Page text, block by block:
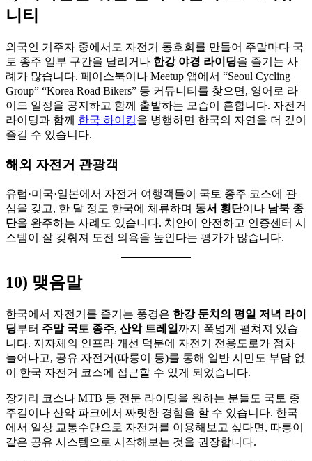
니티
외국인 거주자 중에서도 자전거 동호회를 만들어 주말마다 국
토 종주 일부 구간을 달리거나 한강 야경 라이딩을 즐기는 사
례가 많습니다. 페이스북이나 Meetup 앱에서 “Seoul Cycling
Group” “Korea Road Bikers” 등 커뮤니티를 찾으면, 영어로 라
이드 일정을 공지하고 함께 출발하는 모습이 흔합니다. 자전거
라이딩과 함께 한국 하이킹을 병행하면 한국의 자연을 더 깊이
즐길 수 있습니다.
해외 자전거 관광객
유럽·미국·일본에서 자전거 여행객들이 국토 종주 코스에 관
심을 갖고, 한 달 정도 한국에 체류하며 동서 횡단이나 남북 종
단을 완주하는 사례도 있습니다. 치안이 안전하고 인증센터 시
스템이 잘 갖춰져 도전 의욕을 높인다는 평가가 많습니다.
10) 맺음말
한국에서 자전거를 즐기는 풍경은 한강 둔치의 평일 저녁 라이
딩부터 주말 국토 종주, 산악 트레일 까지 폭넓게 펼쳐져 있습
니다. 지자체의 인프라 개선 덕분에 자전거 전용도로가 점차
늘어나고, 공유 자전거(따릉이 등)를 통해 일반 시민도 부담 없
이 한국 자전거 코스에 접근할 수 있게 되었습니다.
장거리 코스나 MTB 등 전문 라이딩을 원하는 분들도 국토 종
주길이나 산악 파크에서 짜릿한 경험을 할 수 있습니다. 한국
에서 일상 교통수단으로 자전거를 이용해보고 싶다면, 따릉이
같은 공유 시스템으로 시작해보는 것을 권장합니다.